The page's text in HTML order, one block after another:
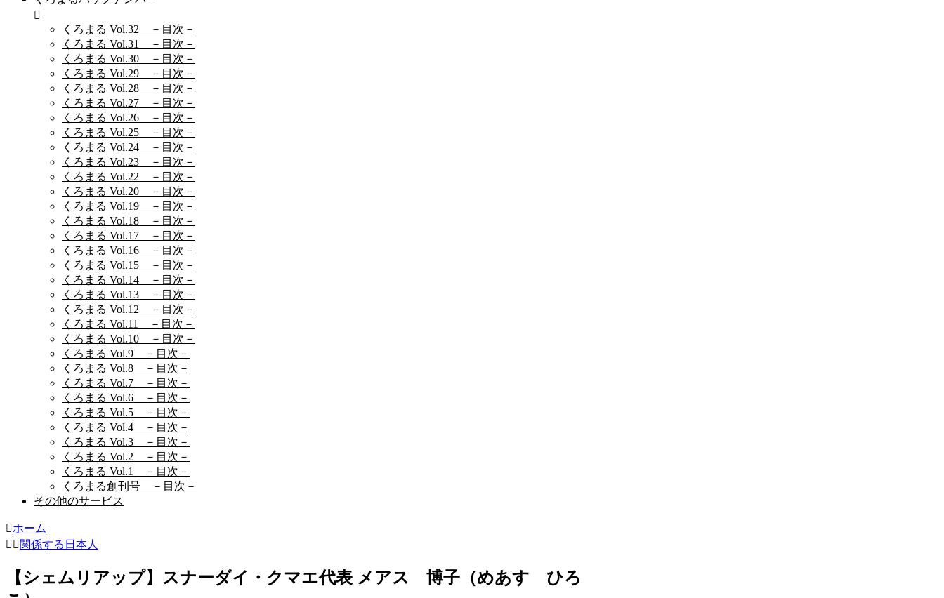
くろまる Vol.32 －目次－
くろまる Vol.31 －目次－
くろまる Vol.30 －目次－
くろまる Vol.29 －目次－
くろまる Vol.28 －目次－
くろまる Vol.27 －目次－
くろまる Vol.26 －目次－
くろまる Vol.25 －目次－
くろまる Vol.24 －目次－
くろまる Vol.23 －目次－
くろまる Vol.22 －目次－
くろまる Vol.20 －目次－
くろまる Vol.19 －目次－
くろまる Vol.18 －目次－
くろまる Vol.17 －目次－
くろまる Vol.16 －目次－
くろまる Vol.15 －目次－
くろまる Vol.14 －目次－
くろまる Vol.13 －目次－
くろまる Vol.12 －目次－
くろまる Vol.11 －目次－
くろまる Vol.10 －目次－
くろまる Vol.9 －目次－
くろまる Vol.8 －目次－
くろまる Vol.7 －目次－
くろまる Vol.6 －目次－
くろまる Vol.5 －目次－
くろまる Vol.4 －目次－
くろまる Vol.3 －目次－
くろまる Vol.2 －目次－
くろまる Vol.1 －目次－
くろまる創刊号 －目次－
その他のサービス
ホーム
関係する日本人
【シェムリアップ】スナーダイ・クマエ代表 メアス 博子（めあす ひろ